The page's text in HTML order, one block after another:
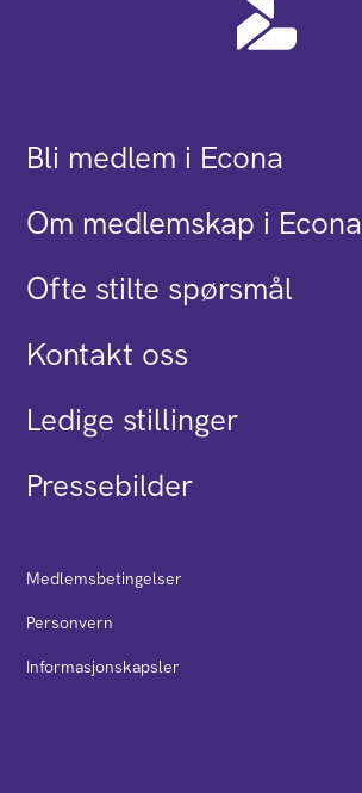
Bli medlem i Econa
Om medlemskap i Econa
Ofte stilte spørsmål
Kontakt oss
Ledige stillinger
Pressebilder
Medlemsbetingelser
Personvern
Informasjonskapsler